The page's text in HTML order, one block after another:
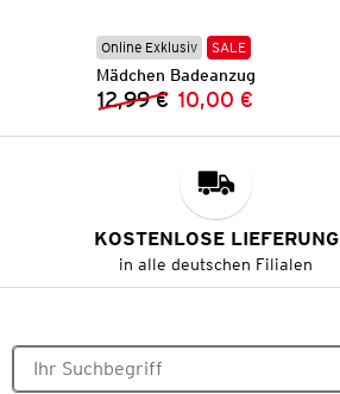
Online Exklusiv SALE
Mädchen Badeanzug
Vorheriger Preis:
12,99 € Neuer Preis:
10,00 €
KOSTENLOSE LIEFERUNG
in alle deutschen Filialen